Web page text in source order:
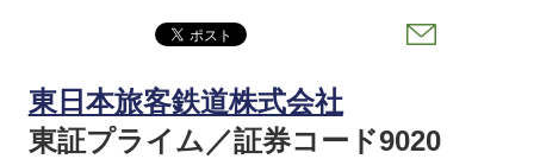
東日本旅客鉄道株式会社
東証プライム／証券コード9020